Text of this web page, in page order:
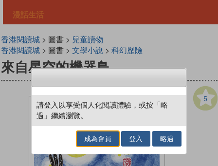
漫話生活
香港閱讀城> 圖書 > 兒童讀物
香港閱讀城> 圖書 > 文學小說 > 科幻歷險
來自星空的機器鳥
5
請登入以享受個人化閱讀體驗，或按「略
過」繼續瀏覽。
成為會員 登入 略過